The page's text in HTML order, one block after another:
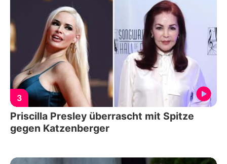
3
Priscilla Presley überrascht mit Spitze
gegen Katzenberger